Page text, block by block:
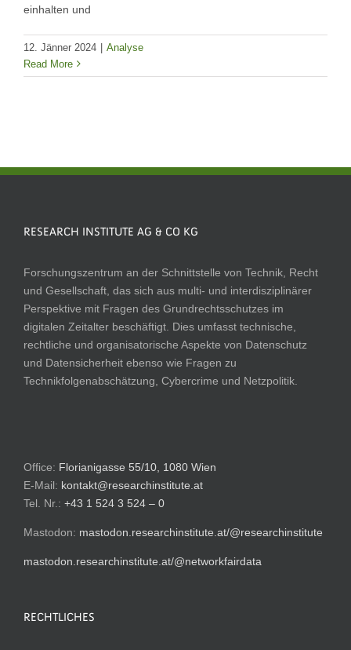
einhalten und
12. Jänner 2024 | Analyse
Read More
RESEARCH INSTITUTE AG & CO KG
Forschungszentrum an der Schnittstelle von Technik, Recht
und Gesellschaft, das sich aus multi- und interdisziplinärer
Perspektive mit Fragen des Grundrechtsschutzes im
digitalen Zeitalter beschäftigt. Dies umfasst technische,
rechtliche und organisatorische Aspekte von Datenschutz
und Datensicherheit ebenso wie Fragen zu
Technikfolgenabschätzung, Cybercrime und Netzpolitik.
Office: Florianigasse 55/10, 1080 Wien
E-Mail: kontakt@researchinstitute.at
Tel. Nr.: +43 1 524 3 524 – 0
Mastodon: mastodon.researchinstitute.at/@researchinstitute
mastodon.researchinstitute.at/@networkfairdata
RECHTLICHES